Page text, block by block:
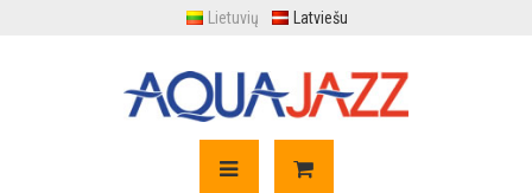
Lietuvių Latviešu